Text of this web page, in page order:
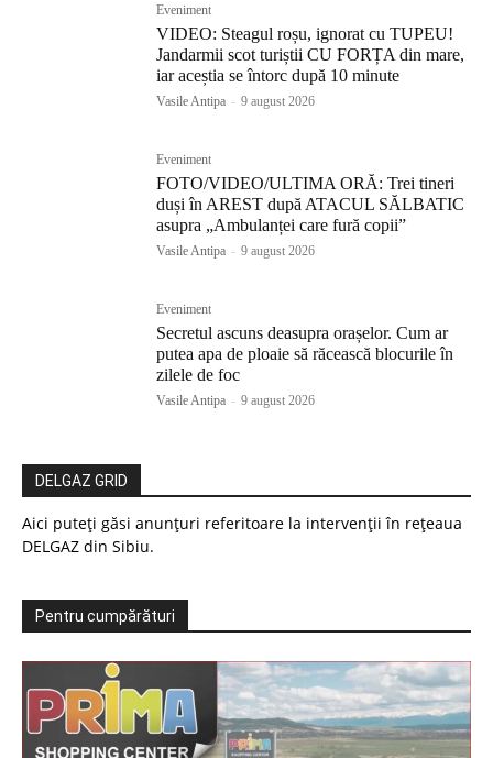
Eveniment
VIDEO: Steagul roșu, ignorat cu TUPEU!
Jandarmii scot turiștii CU FORȚA din mare,
iar aceștia se întorc după 10 minute
Vasile Antipa - 9 august 2026
Eveniment
FOTO/VIDEO/ULTIMA ORĂ: Trei tineri
duși în AREST după ATACUL SĂLBATIC
asupra „Ambulanței care fură copii”
Vasile Antipa - 9 august 2026
Eveniment
Secretul ascuns deasupra orașelor. Cum ar
putea apa de ploaie să răcească blocurile în
zilele de foc
Vasile Antipa - 9 august 2026
DELGAZ GRID
Aici puteți găsi anunțuri referitoare la intervenții în rețeaua
DELGAZ din Sibiu.
Pentru cumpărături